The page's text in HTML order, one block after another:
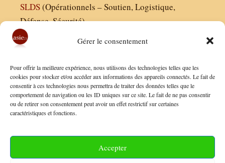
Gérer le consentement
Pour offrir la meilleure expérience, nous utilisons des technologies telles que les
cookies pour stocker et/ou accéder aux informations des appareils connectés. Le fait de
consentir à ces technologies nous permettra de traiter des données telles que le
comportement de navigation ou les ID uniques sur ce site. Le fait de ne pas consentir
ou de retirer son consentement peut avoir un effet restrictif sur certaines
caractéristiques et fonctions.
Accepter
SLDS(Opérationnels – Soutien, Logistique,
Défense, Sécurité)
Finaldées EURL
Siège social : 13 avenue Boudon, 75016, Paris
Nous contacter
Conditions Générales de Vente
Politique de Confidentialité